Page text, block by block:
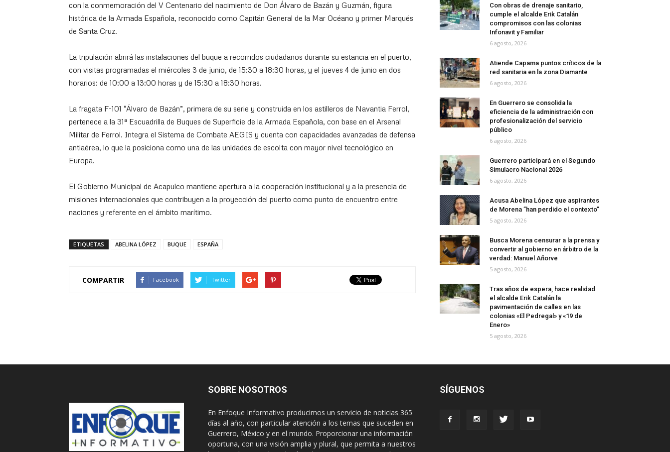
con la conmemoración del V Centenario del nacimiento de Don Álvaro de Bazán y Guzmán, figura
histórica de la Armada Española, reconocido como Capitán General de la Mar Océano y primer Marqués
de Santa Cruz.
La tripulación abrirá las instalaciones del buque a recorridos ciudadanos durante su estancia en el puerto,
con visitas programadas el miércoles 3 de junio, de 15:30 a 18:30 horas, y el jueves 4 de junio en dos
horarios: de 10:00 a 13:00 horas y de 15:30 a 18:30 horas.
La fragata F-101 “Álvaro de Bazán”, primera de su serie y construida en los astilleros de Navantia Ferrol,
pertenece a la 31ª Escuadrilla de Buques de Superficie de la Armada Española, con base en el Arsenal
Militar de Ferrol. Integra el Sistema de Combate AEGIS y cuenta con capacidades avanzadas de defensa
antiaérea, lo que la posiciona como una de las unidades de escolta con mayor nivel tecnológico en
Europa.
El Gobierno Municipal de Acapulco mantiene apertura a la cooperación institucional y a la presencia de
misiones internacionales que contribuyen a la proyección del puerto como punto de encuentro entre
naciones y referente en el ámbito marítimo.
ETIQUETAS ABELINA LÓPEZ BUQUE ESPAÑA
COMPARTIR Facebook Twitter
Con obras de drenaje sanitario,
cumple el alcalde Erik Catalán
compromisos con las colonias
Infonavit y Familiar
6 agosto, 2026
Atiende Capama puntos críticos de la
red sanitaria en la zona Diamante
6 agosto, 2026
En Guerrero se consolida la
eficiencia de la administración con
profesionalización del servicio
público
6 agosto, 2026
Guerrero participará en el Segundo
Simulacro Nacional 2026
6 agosto, 2026
Acusa Abelina López que aspirantes
de Morena ”han perdido el contexto”
5 agosto, 2026
Busca Morena censurar a la prensa y
convertir al gobierno en árbitro de la
verdad: Manuel Añorve
5 agosto, 2026
Tras años de espera, hace realidad
el alcalde Erik Catalán la
pavimentación de calles en las
colonias «El Pedregal» y «19 de
Enero»
5 agosto, 2026
SOBRE NOSOTROS
En Enfoque Informativo producimos un servicio de noticias 365
días al año, con particular atención a los temas que suceden en
Guerrero, México y en el mundo. Proporcionar una información
oportuna, con una visión amplia y plural, que permita a nuestros
SÍGUENOS